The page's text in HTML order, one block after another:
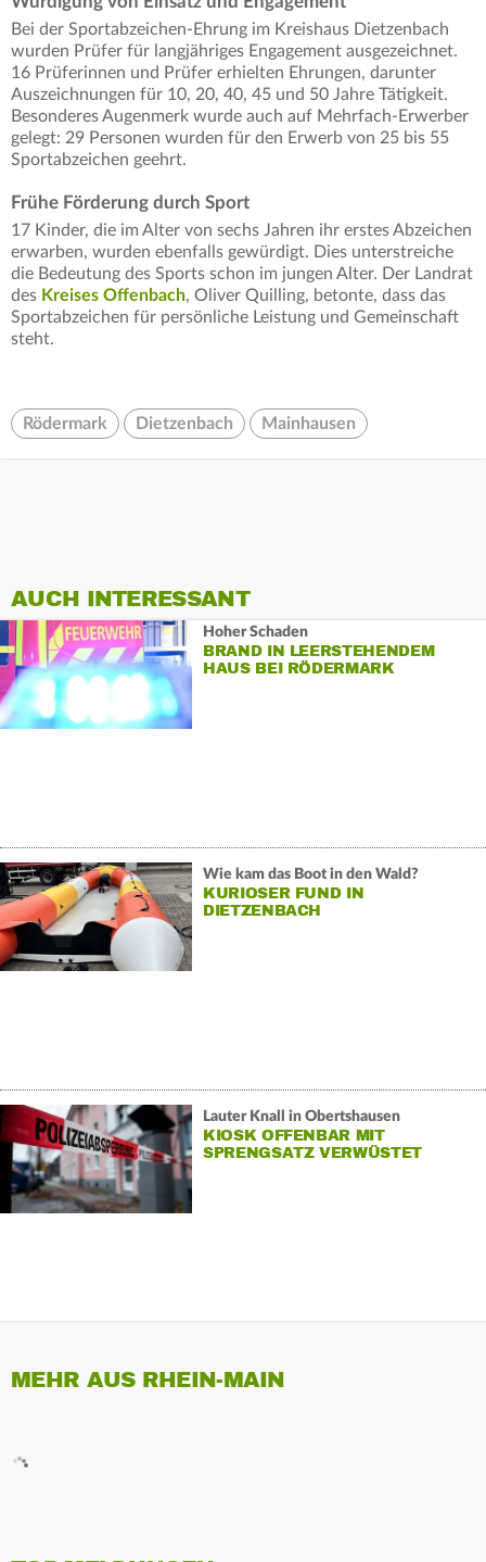
Bei der Sportabzeichen-Ehrung im Kreishaus Dietzenbach
wurden Prüfer für langjähriges Engagement ausgezeichnet.
16 Prüferinnen und Prüfer erhielten Ehrungen, darunter
Auszeichnungen für 10, 20, 40, 45 und 50 Jahre Tätigkeit.
Besonderes Augenmerk wurde auch auf Mehrfach-Erwerber
gelegt: 29 Personen wurden für den Erwerb von 25 bis 55
Sportabzeichen geehrt.
Frühe Förderung durch Sport
17 Kinder, die im Alter von sechs Jahren ihr erstes Abzeichen
erwarben, wurden ebenfalls gewürdigt. Dies unterstreiche
die Bedeutung des Sports schon im jungen Alter. Der Landrat
des Kreises Offenbach, Oliver Quilling, betonte, dass das
Sportabzeichen für persönliche Leistung und Gemeinschaft
steht.
Rödermark Dietzenbach Mainhausen
AUCH INTERESSANT
Hoher Schaden
BRAND IN LEERSTEHENDEM
HAUS BEI RÖDERMARK
Wie kam das Boot in den Wald?
KURIOSER FUND IN
DIETZENBACH
Lauter Knall in Obertshausen
KIOSK OFFENBAR MIT
SPRENGSATZ VERWÜSTET
MEHR AUS RHEIN-MAIN